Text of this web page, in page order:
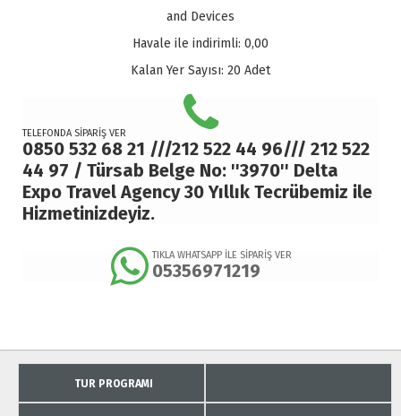
and Devices
Havale ile indirimli: 0,00
Kalan Yer Sayısı: 20 Adet
TELEFONDA SİPARİŞ VER
0850 532 68 21 ///212 522 44 96/// 212 522
44 97 / Türsab Belge No: ''3970'' Delta
Expo Travel Agency 30 Yıllık Tecrübemiz ile
Hizmetinizdeyiz.
TIKLA WHATSAPP İLE SİPARİŞ VER
05356971219
TUR PROGRAMI